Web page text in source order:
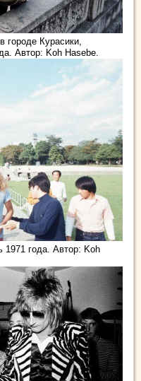
городе Курасики,
Автор: Koh Hasebe.
1971 года. Автор: Koh